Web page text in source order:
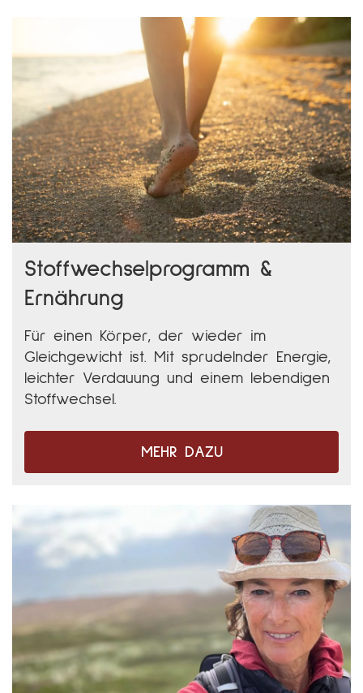
Stoffwechselprogramm &
Ernährung
Für einen Körper, der wieder im
Gleichgewicht ist. Mit sprudelnder Energie,
leichter Verdauung und einem lebendigen
Stoffwechsel.
MEHR DAZU